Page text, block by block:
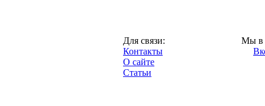
Для связи:
Контакты
О сайте
Статьи
Мы в